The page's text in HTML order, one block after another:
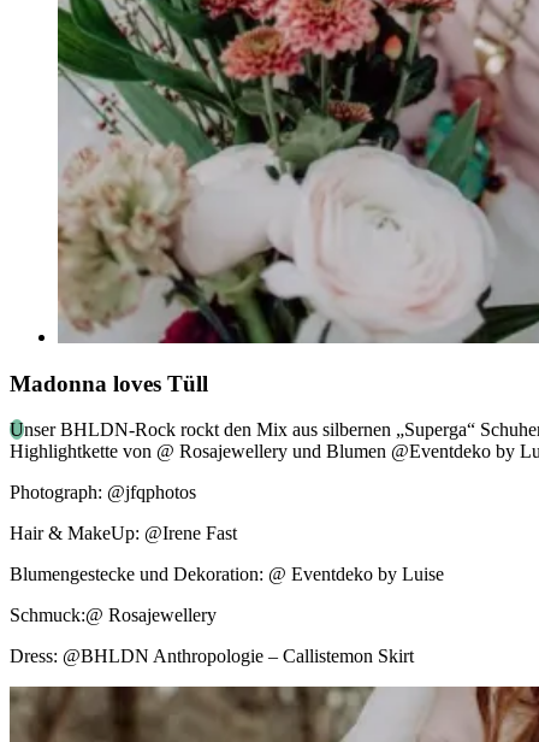
Madonna loves Tüll
Unser BHLDN-Rock rockt den Mix aus silbernen „Superga“
Highlightkette von @ Rosajewellery und Blumen @Eventdeko by
Photograph: @jfqphotos
Hair & MakeUp: @Irene Fast
Blumengestecke und Dekoration: @ Eventdeko by Luise
Schmuck:@ Rosajewellery
Dress: @BHLDN Anthropologie – Callistemon Skirt